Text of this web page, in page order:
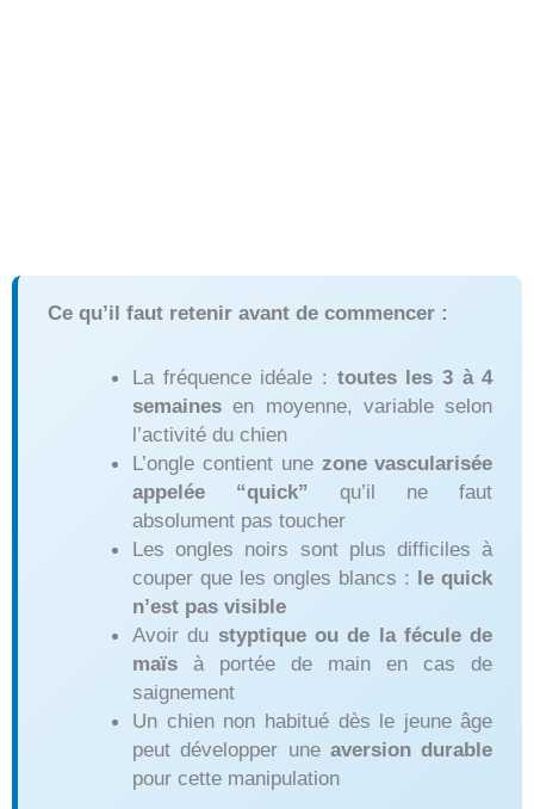
Ce qu’il faut retenir avant de commencer :
La fréquence idéale : toutes les 3 à 4
semaines en moyenne, variable selon
l’activité du chien
L’ongle contient une zone vascularisée
appelée “quick” qu’il ne faut
absolument pas toucher
Les ongles noirs sont plus difficiles à
couper que les ongles blancs : le quick
n’est pas visible
Avoir du styptique ou de la fécule de
maïs à portée de main en cas de
saignement
Un chien non habitué dès le jeune âge
peut développer uneaversion durable
pour cette manipulation